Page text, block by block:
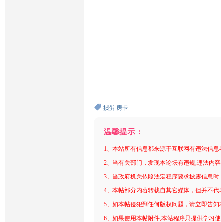
掼蛋 房卡
温馨提示：
1、本站所有信息都来源于互联网有违法信
2、当有关部门，发现本论坛有违规,违法内
3、当政府机关依照法定程序要求披露信息
4、本帖部分内容转载自其它媒体，但并不
5、如本帖侵犯到任何版权问题，请立即告
6、如果使用本帖附件,本站程序只提供学习